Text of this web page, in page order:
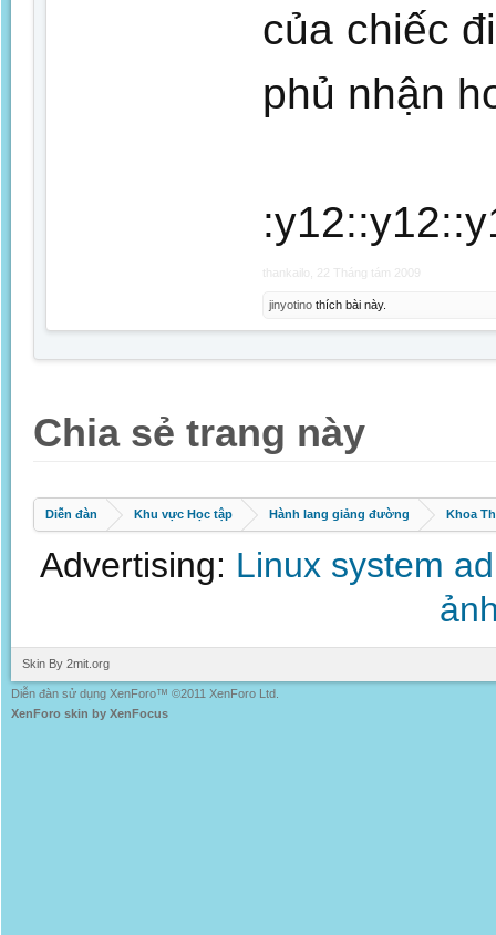
của chiếc
phủ nhận
thankailo 22 Tháng tám 2009
jinyotino thích bài này.
Chia sẻ trang này
Diễn đàn Khu vực Học tập Hành lang giảng đường Khoa
Advertising: Linux system
Skin By 2mit.org
Diễn đàn sử dụng XenForo™ ©2011 XenForo Ltd.
XenForo skin by XenFocus